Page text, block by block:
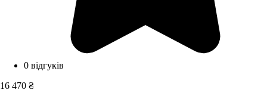
0 відгуків
16 470 ₴